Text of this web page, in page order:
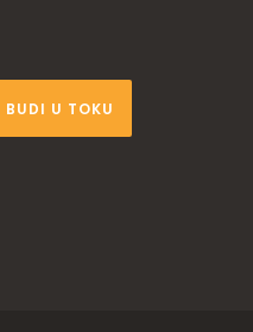
BUDI U TOKU